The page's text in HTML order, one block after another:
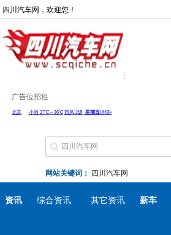
四川汽车网，欢迎您！
广告位招租
网站关键词： 四川汽车网
资讯 综合资讯 其它资讯 新车